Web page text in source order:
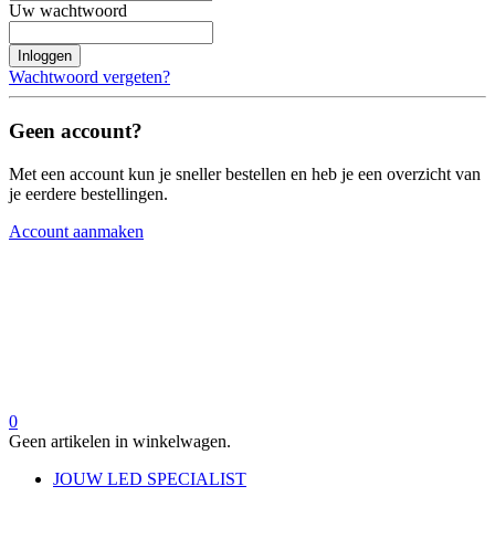
Uw wachtwoord
Inloggen
Wachtwoord vergeten?
Geen account?
Met een account kun je sneller bestellen en heb je een overzicht van
je eerdere bestellingen.
Account aanmaken
0
Geen artikelen in winkelwagen.
JOUW LED SPECIALIST